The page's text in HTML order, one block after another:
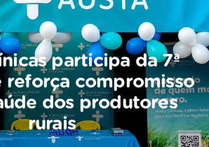
participa da 7ª
reforça compromisso
dos produtores
rurais